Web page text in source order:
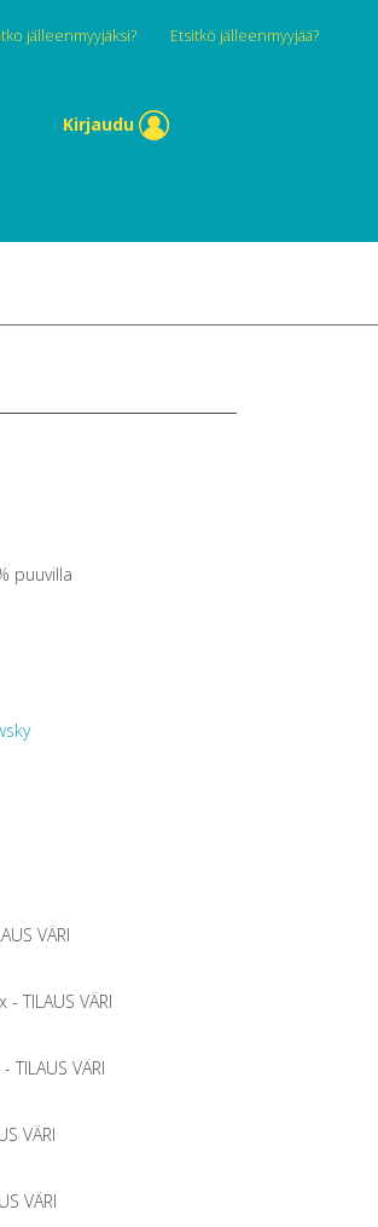
jälleenmyyjäksi? Etsitkö jälleenmyyjää?
Kirjaudu
puuvilla